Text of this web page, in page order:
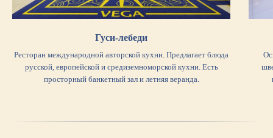
Гуси-лебеди
Ресторан международной авторской кухни. Предлагает блюда
русской, европейской и средиземноморской кухни. Есть
просторный банкетный зал и летняя веранда.